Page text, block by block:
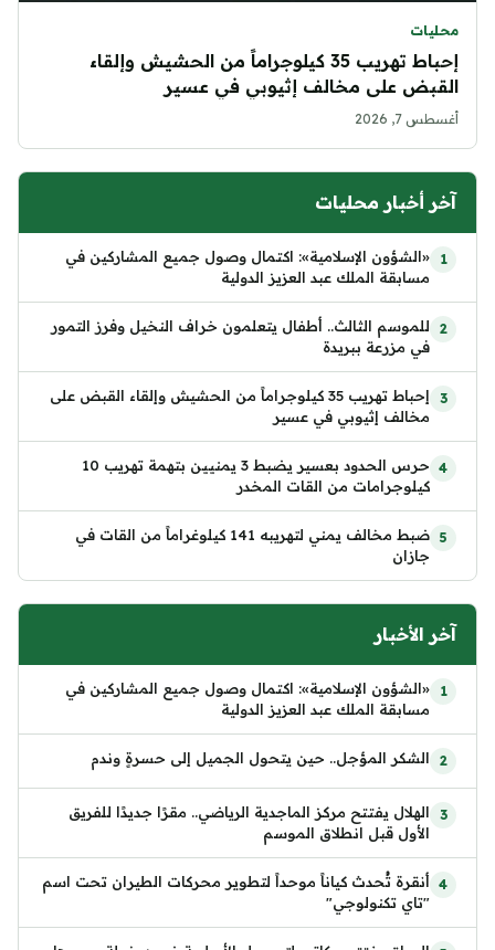
محليات
إحباط تهريب 35 كيلوجراماً من الحشيش وإلقاء
القبض على مخالف إثيوبي في عسير
أغسطس 7, 2026
آخر أخبار محليات
«الشؤون الإسلامية»: اكتمال وصول جميع المشاركين في
مسابقة الملك عبد العزيز الدولية
للموسم الثالث.. أطفال يتعلمون خراف النخيل وفرز التمور
في مزرعة ببريدة
إحباط تهريب 35 كيلوجراماً من الحشيش وإلقاء القبض على
مخالف إثيوبي في عسير
حرس الحدود بعسير يضبط 3 يمنيين بتهمة تهريب 10
كيلوجرامات من القات المخدر
ضبط مخالف يمني لتهريبه 141 كيلوغراماً من القات في
جازان
آخر الأخبار
«الشؤون الإسلامية»: اكتمال وصول جميع المشاركين في
مسابقة الملك عبد العزيز الدولية
الشكر المؤجل.. حين يتحول الجميل إلى حسرةٍ وندم
الهلال يفتتح مركز الماجدية الرياضي.. مقرًا جديدًا للفريق
الأول قبل انطلاق الموسم
أنقرة تُحدث كياناً موحداً لتطوير محركات الطيران تحت اسم
"تاي تكنولوجي"